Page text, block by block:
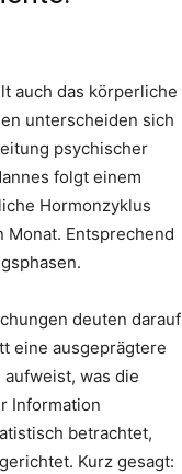
auch das körperliche
unterscheiden sich
psychischer
folgt einem
Hormonzyklus
Entsprechend
deuten darauf
eine ausgeprägtere
was die
Information
betrachtet,
Kurz gesagt: